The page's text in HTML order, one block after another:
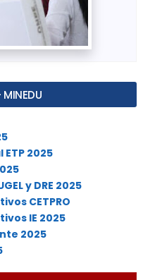
2025
y DRE 2025
CETPRO
IE 2025
2025